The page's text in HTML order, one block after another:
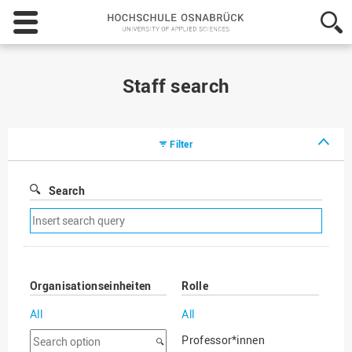
Hochschule
Osnabrück
-
Staff search
Filter
Search
Remove
search
filter
Organisationseinheiten
All
Search
Rolle
All
Professor*innen